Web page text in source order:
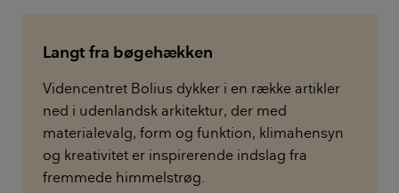
Langt fra bøgehækken
Videncentret Bolius dykker i en række artikler
ned i udenlandsk arkitektur, der med
materialevalg, form og funktion, klimahensyn
og kreativitet er inspirerende indslag fra
fremmede himmelstrøg.